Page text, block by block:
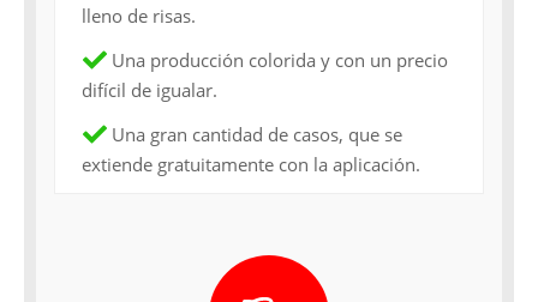
lleno de risas.
Una producción colorida y con un precio
difícil de igualar.
Una gran cantidad de casos, que se
extiende gratuitamente con la aplicación.